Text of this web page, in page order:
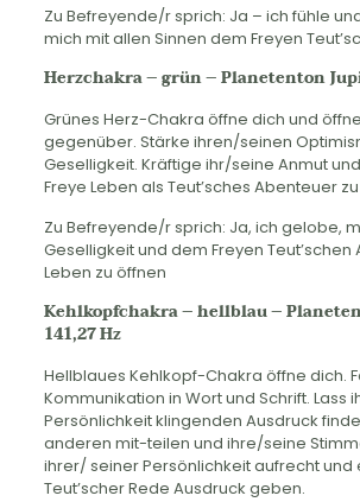
Zu Befreyende/r sprich: Ja – ich fühle
mich mit allen Sinnen dem Freyen
Herzchakra – grün – Planetenton
Grünes Herz-Chakra öffne dich und
gegenüber. Stärke ihren/seinen
Geselligkeit. Kräftige ihr/seine Anmut
Freye Leben als Teut’sches Abenteuer
Zu Befreyende/r sprich: Ja, ich gelobe,
Geselligkeit und dem Freyen
Leben zu öffnen
Kehlkopfchakra – hellblau –
141,27 Hz
Hellblaues Kehlkopf-Chakra öffne dich.
Kommunikation in Wort und Schrift. Lass
Persönlichkeit klingenden Ausdruck
anderen mit-teilen und ihre/seine
ihrer/ seiner Persönlichkeit aufrecht und
Teut’scher Rede Ausdruck geben.